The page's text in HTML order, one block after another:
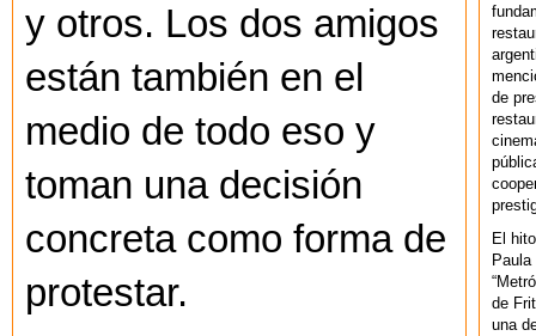
y otros. Los dos amigos
están también en el
medio de todo eso y
toman una decisión
concreta como forma de
protestar.
de
El
de
una